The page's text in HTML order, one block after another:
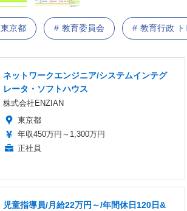
東京都 教育委員会 教育行政 ト
ネットワークエンジニア/システムインテグ
レータ・ソフトハウス
株式会社ENZIAN
東京都
年収450万円～1,300万円
正社員
児童指導員/月給22万円～/年間休日120日&